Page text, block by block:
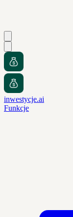
inwestycje.ai
Funkcje